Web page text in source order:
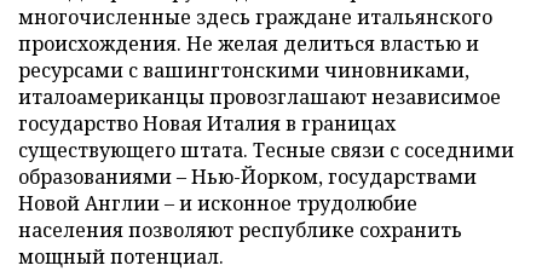
многочисленные здесь граждане итальянского
происхождения. Не желая делиться властью и
ресурсами с вашингтонскими чиновниками,
италоамериканцы провозглашают независимое
государство Новая Италия в границах
существующего штата. Тесные связи с соседними
образованиями – Нью-Йорком, государствами
Новой Англии – и исконное трудолюбие
населения позволяют республике сохранить
мощный потенциал.